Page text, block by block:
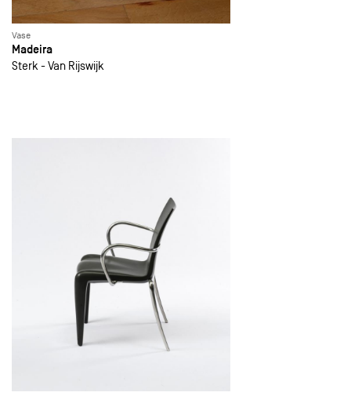
Vase
Madeira
Sterk - Van Rijswijk